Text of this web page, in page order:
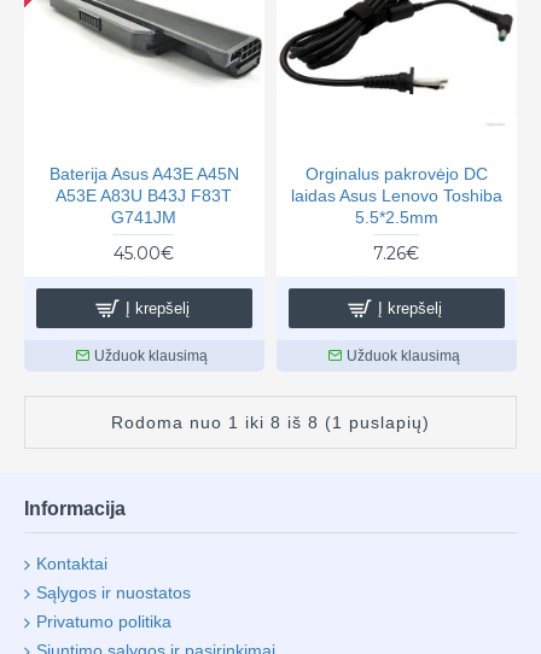
Baterija Asus A43E A45N
A53E A83U B43J F83T
G741JM
45.00€
Į krepšelį
Užduok klausimą
Orginalus pakrovėjo DC
laidas Asus Lenovo Toshiba
5.5*2.5mm
7.26€
Į krepšelį
Užduok klausimą
Rodoma nuo 1 iki 8 iš 8 (1 puslapių)
Informacija
Kontaktai
Sąlygos ir nuostatos
Privatumo politika